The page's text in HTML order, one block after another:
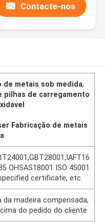
Contacte-nos
de metais sob medida,
pilhas de carregamento
Fabricação de metais
OHSAS18001 ISO 45001
certificate, etc.
da madeira compensada,
do pedido do cliente